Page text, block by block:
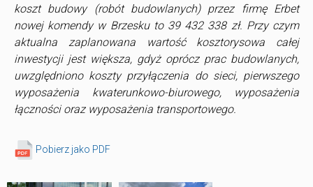
koszt budowy (robót budowlanych) przez firmę Erbet
nowej komendy w Brzesku to 39 432 338 zł. Przy czym
aktualna zaplanowana wartość kosztorysowa całej
inwestycji jest większa, gdyż oprócz prac budowlanych,
uwzględniono koszty przyłączenia do sieci, pierwszego
wyposażenia kwaterunkowo-biurowego, wyposażenia
łączności oraz wyposażenia transportowego.
Pobierz jako PDF